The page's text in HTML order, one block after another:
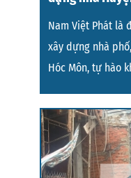
Nam Việt Phát là
xây dựng nhà
Hóc Môn, tự hào